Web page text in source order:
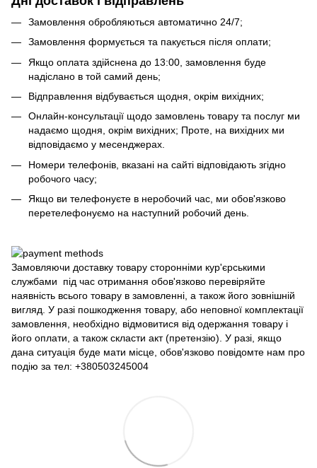
Замовлення обробляються автоматично 24/7;
Замовлення формується та пакується після оплати;
Якщо оплата здійснена до 13:00, замовлення буде
надіслано в той самий день;
Відправлення відбувається щодня, окрім вихідних;
Онлайн-консультації щодо замовлень товару та послуг ми
надаємо щодня, окрім вихідних; Проте, на вихідних ми
відповідаємо у месенджерах.
Номери телефонів, вказані на сайті відповідають згідно
робочого часу;
Якщо ви телефонуєте в неробочий час, ми обов'язково
перетелефонуємо на наступний робочий день.
Замовляючи доставку товару сторонніми кур'єрськими
службами під час отримання обов'язково перевіряйте
наявність всього товару в замовленні, а також його зовнішній
вигляд. У разі пошкодження товару, або неповної комплектації
замовлення, необхідно відмовитися від одержання товару і
його оплати, а також скласти акт (претензію). У разі, якщо
дана ситуація буде мати місце, обов'язково повідомте нам про
подію за тел: +380503245004